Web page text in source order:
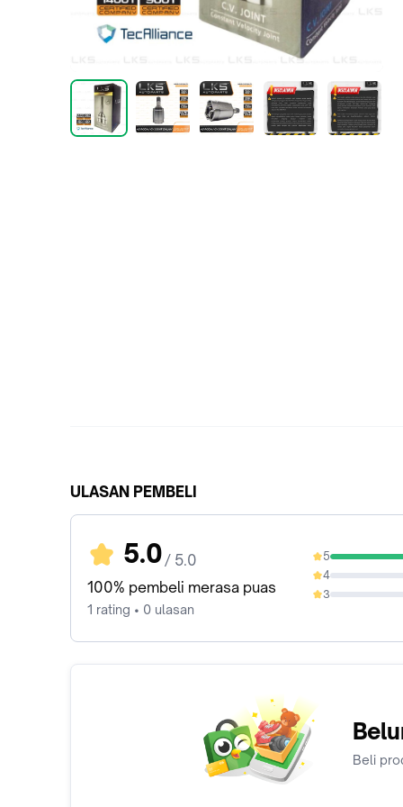
ULASAN PEMBELI
5.0 / 5.0
100% pembeli merasa puas
1 rating • 0 ulasan
5
100%
4
0%
3
0%
Beli